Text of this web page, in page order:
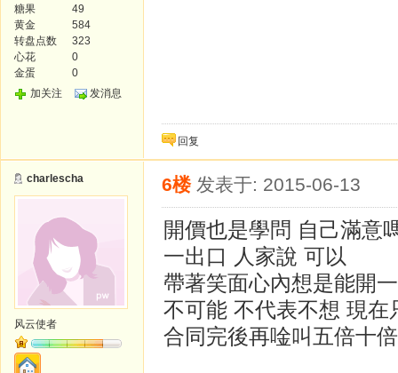
糖果
49
黄金
584
转盘点数
323
心花
0
金蛋
0
加关注
发消息
回复
charlescha
风云使者
6楼 发表于: 2015-06-13
開價也是學問 自己滿意
一出口 人家說 可以
帶著笑面心內想是能開
不可能 不代表不想 現在
合同完後再唫叫五倍十倍